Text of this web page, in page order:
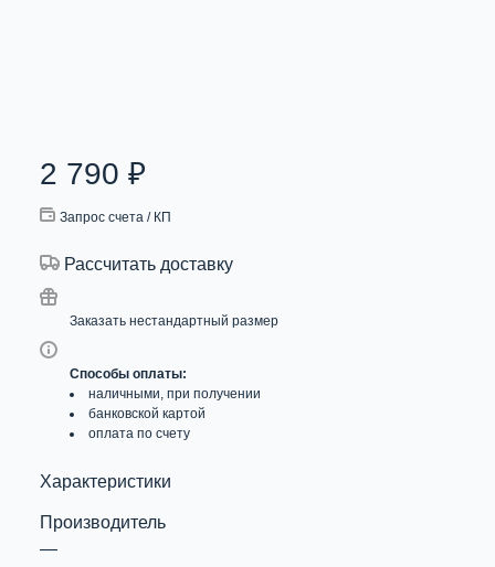
2 790 ₽
Запрос счета / КП
Рассчитать доставку
Заказать нестандартный размер
Способы оплаты:
наличными, при получении
банковской картой
оплата по счету
Характеристики
Производитель
—